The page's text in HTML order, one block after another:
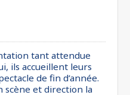
tant attendue
ils accueillent leurs
de fin d’année.
scène et direction la